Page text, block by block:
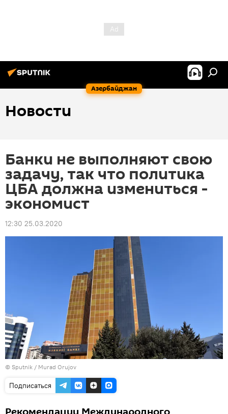
Азербайджан
Новости
Банки не выполняют свою
задачу, так что политика
ЦБА должна измениться -
экономист
12:30 25.03.2020
© Sputnik / Murad Orujov
Подписаться